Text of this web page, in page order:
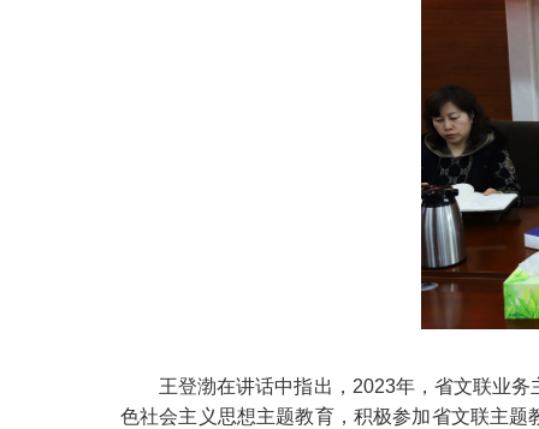
王登渤在讲话中指出，2023年，省文联业
色社会主义思想主题教育，积极参加省文联主题